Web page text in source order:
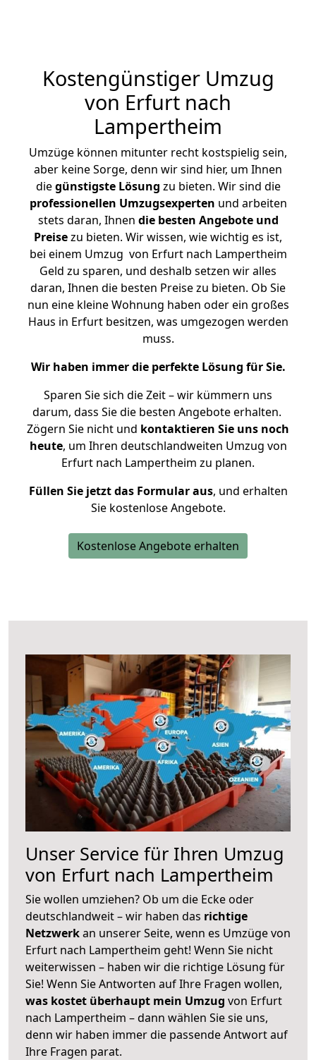
Kostengünstiger Umzug
von Erfurt nach
Lampertheim
Umzüge können mitunter recht kostspielig sein,
aber keine Sorge, denn wir sind hier, um Ihnen
diegünstigste Lösung zu bieten. Wir sind die
professionellen Umzugsexperten und arbeiten
stets daran, Ihnen die besten Angebote und
Preisezu bieten. Wir wissen, wie wichtig es ist,
bei einem Umzug von Erfurt nach Lampertheim
Geld zu sparen, und deshalb setzen wir alles
daran, Ihnen die besten Preise zu bieten. Ob Sie
nun eine kleine Wohnung haben oder ein großes
Haus in Erfurt besitzen, was umgezogen werden
muss.
Wir haben immer die perfekte Lösung für Sie.
Sparen Sie sich die Zeit – wir kümmern uns
darum, dass Sie die besten Angebote erhalten.
Zögern Sie nicht und kontaktieren Sie uns noch
heute, um Ihren deutschlandweiten Umzug von
Erfurt nach Lampertheim zu planen.
Füllen Sie jetzt das Formular aus, und erhalten
Sie kostenlose Angebote.
Kostenlose Angebote erhalten
Unser Service für Ihren Umzug
von Erfurt nach Lampertheim
Sie wollen umziehen? Ob um die Ecke oder
deutschlandweit – wir haben das richtige
Netzwerkan unserer Seite, wenn es Umzüge von
Erfurt nach Lampertheim geht! Wenn Sie nicht
weiterwissen – haben wir die richtige Lösung für
Sie! Wenn Sie Antworten auf Ihre Fragen wollen,
was kostet überhaupt mein Umzug von Erfurt
nach Lampertheim – dann wählen Sie sie uns,
denn wir haben immer die passende Antwort auf
Ihre Fragen parat.